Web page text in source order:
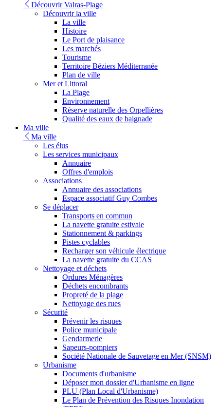
Découvrir Valras-Plage
Découvrir la ville
La ville
Histoire
Le Port de plaisance
Les marchés
Tourisme
Territoire Béziers Méditerranée
Plan de ville
Mer et Littoral
La Plage
Environnement
Réserve naturelle des Orpellières
Qualité des eaux de baignade
Ma ville
Ma ville
Les élus
Les services municipaux
Annuaire
Offres d'emplois
Associations
Annuaire des associations
Espace associatif Guy Combes
Se déplacer
Transports en commun
La navette gratuite estivale
Stationnement & parkings
Pistes cyclables
Recharger son véhicule électrique
La navette gratuite du CCAS
Nettoyage et déchets
Ordures Ménagères
Déchets encombrants
Propreté de la plage
Nettoyage des rues
Sécurité
Prévenir les risques
Police municipale
Gendarmerie
Sapeurs-pompiers
Société Nationale de Sauvetage en Mer (SNSM)
Urbanisme
Documents d'urbanisme
Déposer mon dossier d'Urbanisme en ligne
PLU (Plan Local d'Urbanisme)
Le Plan de Prévention des Risques Inondation